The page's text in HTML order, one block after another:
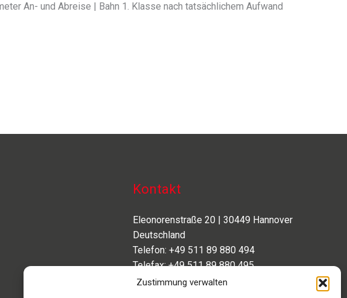
Zustimmung verwalten
An- und Abreise | Bahn 1. Klasse nach tatsäch­li­chem Aufwand
Kontakt
Eleonorenstraße 20 | 30449 Hannover
Deutschland
Telefon: +49 511 89 880 494
Telefax: +49 511 89 880 495
Montag – Freitag | 9.00 – 17.00 Uhr